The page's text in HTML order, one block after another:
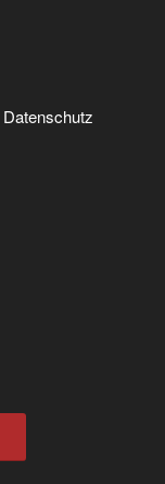
Datenschutz